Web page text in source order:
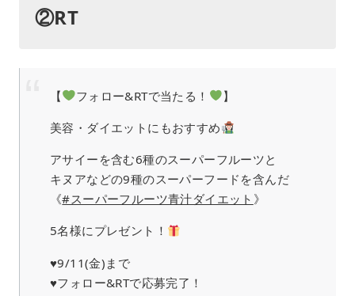
②RT
【 フォロー&RTで当たる！ 】
美容・ダイエットにもおすすめ
アサイーを含む6種のスーパーフルーツと
キヌアなどの9種のスーパーフードを含んだ
《#スーパーフルーツ青汁ダイエット 》
5名様にプレゼント！
♥9/11(金)まで
♥フォロー&RTで応募完了！